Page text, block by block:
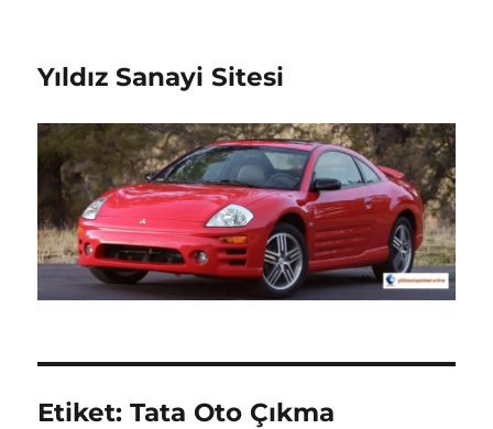
Yıldız Sanayi Sitesi
Etiket:Tata Oto Çıkma